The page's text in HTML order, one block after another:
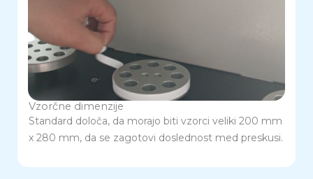
Vzorčne dimenzije
Standard določa, da morajo biti vzorci veliki 200 mm
x 280 mm, da se zagotovi doslednost med preskusi.